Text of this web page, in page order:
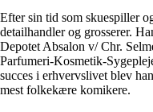
Efter sin tid som skuespiller
detailhandler og grosserer.
Depotet Absalon v/ Chr.
Parfumeri-Kosmetik-
succes i erhvervslivet blev
mest folkekære komikere.